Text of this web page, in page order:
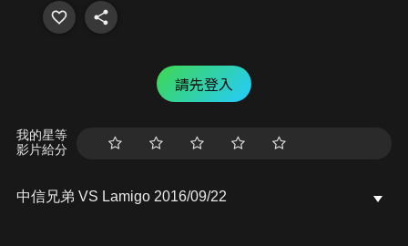
請先登入
我的星等
影片給分
中信兄弟 VS Lamigo 2016/09/22